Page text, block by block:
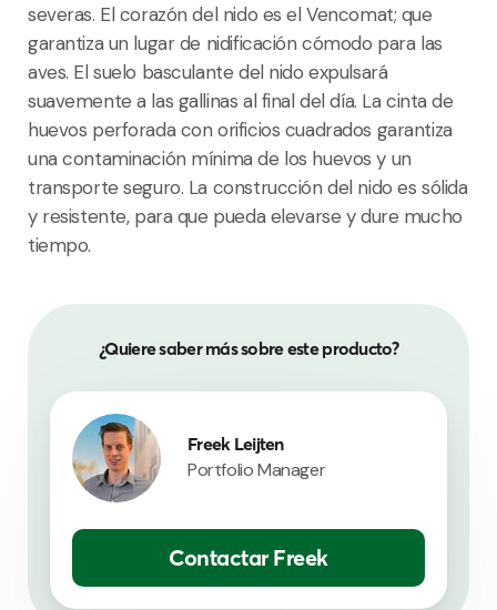
severas. El corazón del nido es el Vencomat; que
garantiza un lugar de nidificación cómodo para las
aves. El suelo basculante del nido expulsará
suavemente a las gallinas al final del día. La cinta de
huevos perforada con orificios cuadrados garantiza
una contaminación mínima de los huevos y un
transporte seguro. La construcción del nido es sólida
y resistente, para que pueda elevarse y dure mucho
tiempo.
¿Quiere saber más sobre este producto?
Freek Leijten
Portfolio Manager
Contactar Freek